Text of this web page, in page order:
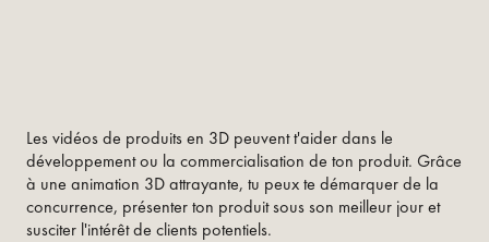
Les vidéos de produits en 3D peuvent t'aider dans le
développement ou la commercialisation de ton produit. Grâce
à une animation 3D attrayante, tu peux te démarquer de la
concurrence, présenter ton produit sous son meilleur jour et
susciter l'intérêt de clients potentiels.